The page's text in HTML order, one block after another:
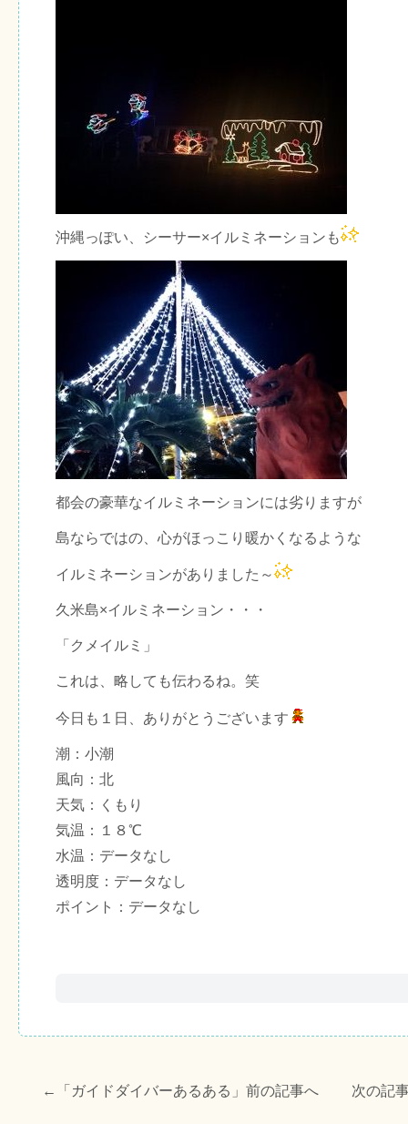
沖縄っぽい、シーサー×イルミネーションも
都会の豪華なイルミネーションには劣りますが
島ならではの、心がほっこり暖かくなるような
イルミネーションがありました～
久米島×イルミネーション・・・
「クメイルミ」
これは、略しても伝わるね。笑
今日も１日、ありがとうございます
潮：小潮
風向：北
天気：くもり
気温：１８℃
水温：データなし
透明度：データなし
ポイント：データなし
←「 ガイドダイバーあるある 」前の記事へ 次の記